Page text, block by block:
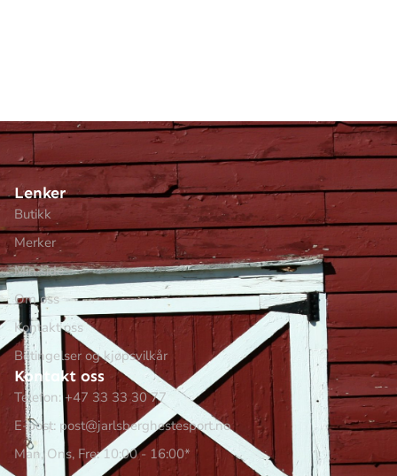
Lenker
Butikk
Merker
Min side
Om oss
Kontakt oss
Betingelser og kjøpsvilkår
Kontakt oss
Telefon: +47 33 33 30 77
E-post: post@jarlsberghestesport.no
Man, Ons, Fre: 10:00 - 16:00*